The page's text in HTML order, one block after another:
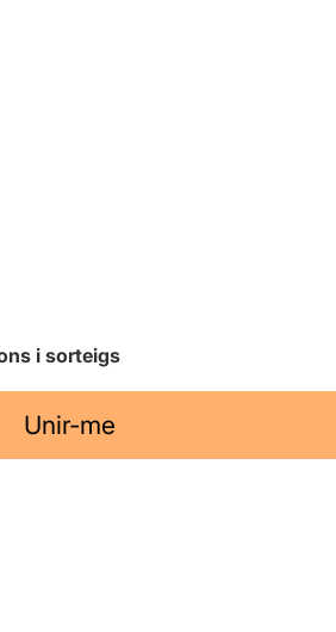
i sorteigs
Unir-me